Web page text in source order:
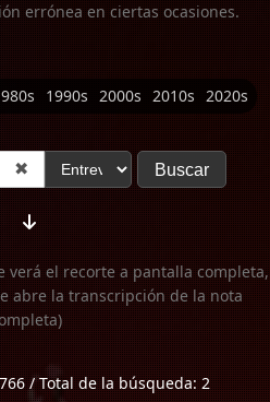
errónea en ciertas ocasiones.
1990s 2000s 2010s 2020s
✖
verá el recorte a pantalla completa,
abre la transcripción de la nota
/ Total de la búsqueda: 2